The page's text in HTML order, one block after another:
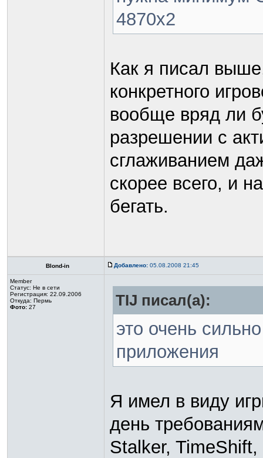
4870х2
Как я писал
конкретного
вообще вряд ли
разрешении с
сглаживанием
скорее всего, и
бегать.
Blond-in Добавлено: 05.08.2008 21:45
Member
Статус: Не в сети
Регистрация: 22.09.2006
Откуда: Пермь
Фото: 27 TIJ писал(а):
это очень
приложения
Я имел в виду
день
Stalker,